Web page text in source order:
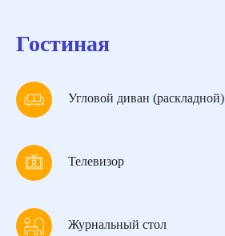
Гостиная
Угловой диван (раскладной)
Телевизор
Журнальный стол